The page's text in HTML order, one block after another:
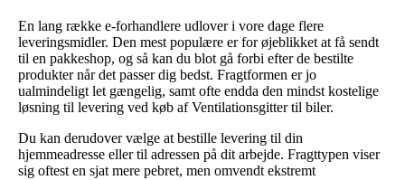
En lang række e-forhandlere udlover i vore dage flere
leveringsmidler. Den mest populære er for øjeblikket at få sendt
til en pakkeshop, og så kan du blot gå forbi efter de bestilte
produkter når det passer dig bedst. Fragtformen er jo
ualmindeligt let gængelig, samt ofte endda den mindst kostelige
løsning til levering ved køb af Ventilationsgitter til biler.
Du kan derudover vælge at bestille levering til din
hjemmeadresse eller til adressen på dit arbejde. Fragttypen viser
sig oftest en sjat mere pebret, men omvendt ekstremt